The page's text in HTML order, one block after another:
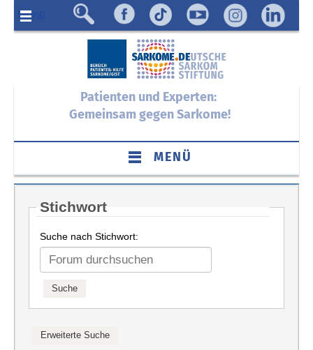
Menü
Patienten und Experten:
Gemeinsam gegen Sarkome!
MENÜ
Stichwort
Suche nach Stichwort: